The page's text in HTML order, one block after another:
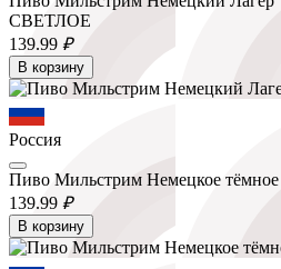
СВЕТЛОЕ
139.99 ₽
В корзину
Россия
Пиво Мильстрим Немецкое тёмное
139.99 ₽
В корзину